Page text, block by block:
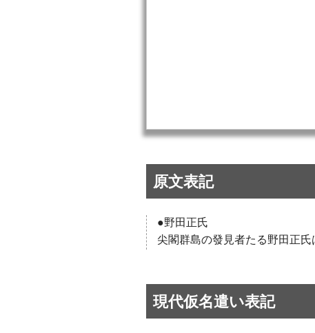
原文表記
●野田正氏
尖閣群島の發見者たる野田正
現代仮名遣い表記